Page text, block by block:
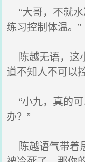
“大哥，不就
练习控制体温。”
陈越无语，这
道不知人不可以
“小九，真的
办？”
陈越语气带着